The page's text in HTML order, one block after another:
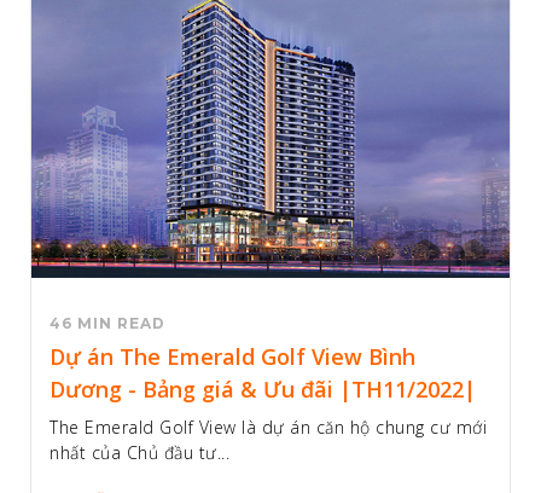
46 MIN READ
Dự án The Emerald Golf View Bình
Dương - Bảng giá & Ưu đãi |TH11/2022|
The Emerald Golf View là dự án căn hộ chung cư mới
nhất của Chủ đầu tư...